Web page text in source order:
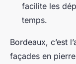
facilite les
temps.
Bordeaux, c’est
façades en